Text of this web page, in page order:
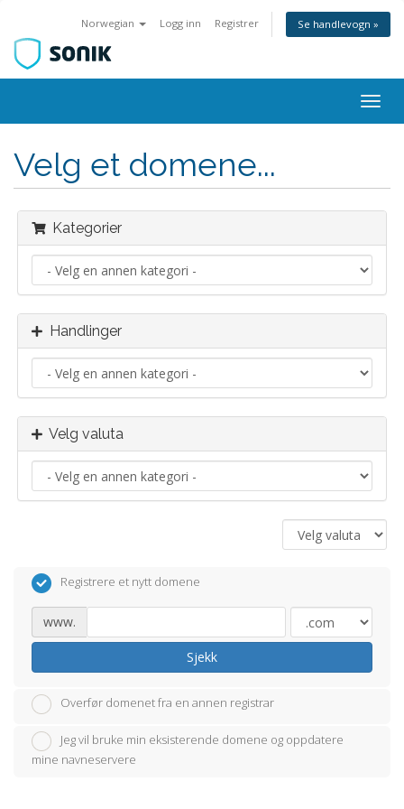
Norwegian Logg inn Registrer Se handlevogn »
Bytt
Velg et domene...
Kategorier
Handlinger
Velg valuta
Registrere et nytt domene
www.
Sjekk
Overfør domenet fra en annen registrar
Jeg vil bruke min eksisterende domene og oppdatere
mine navneservere